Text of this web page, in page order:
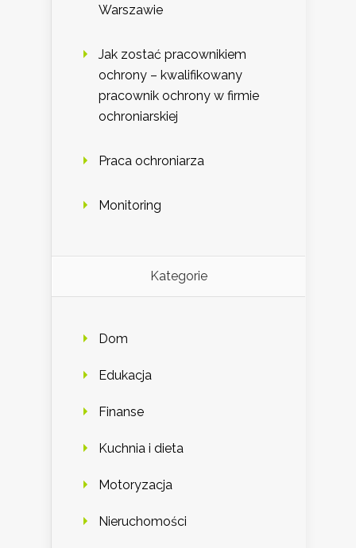
Warszawie
Jak zostać pracownikiem
ochrony – kwalifikowany
pracownik ochrony w firmie
ochroniarskiej
Praca ochroniarza
Monitoring
Kategorie
Dom
Edukacja
Finanse
Kuchnia i dieta
Motoryzacja
Nieruchomości